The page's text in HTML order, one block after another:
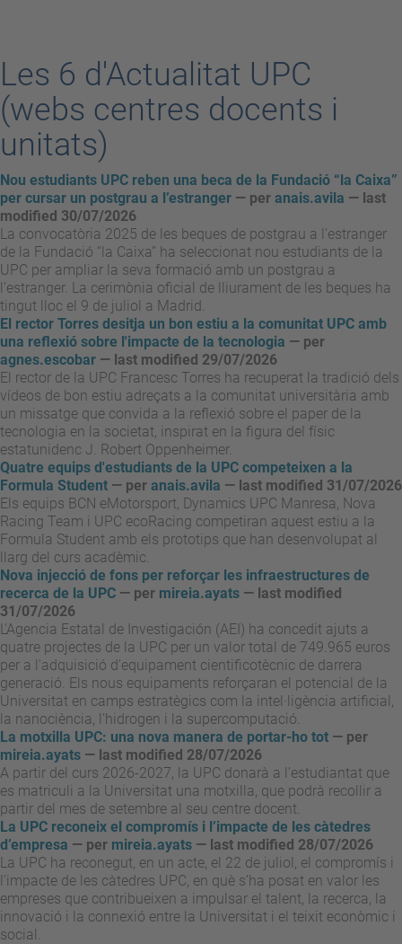
Les 6 d'Actualitat UPC
(webs centres docents i
unitats)
Nou estudiants UPC reben una beca de la Fundació “la Caixa”
per cursar un postgrau a l’estranger — per anais.avila — last
modified 30/07/2026
La convocatòria 2025 de les beques de postgrau a l’estranger
de la Fundació “la Caixa” ha seleccionat nou estudiants de la
UPC per ampliar la seva formació amb un postgrau a
l’estranger. La cerimònia oficial de lliurament de les beques ha
tingut lloc el 9 de juliol a Madrid.
El rector Torres desitja un bon estiu a la comunitat UPC amb
una reflexió sobre l'impacte de la tecnologia — per
agnes.escobar — last modified 29/07/2026
El rector de la UPC Francesc Torres ha recuperat la tradició dels
vídeos de bon estiu adreçats a la comunitat universitària amb
un missatge que convida a la reflexió sobre el paper de la
tecnologia en la societat, inspirat en la figura del físic
estatunidenc J. Robert Oppenheimer.
Quatre equips d'estudiants de la UPC competeixen a la
Formula Student — per anais.avila — last modified 31/07/2026
Els equips BCN eMotorsport, Dynamics UPC Manresa, Nova
Racing Team i UPC ecoRacing competiran aquest estiu a la
Formula Student amb els prototips que han desenvolupat al
llarg del curs acadèmic.
Nova injecció de fons per reforçar les infraestructures de
recerca de la UPC — per mireia.ayats — last modified
31/07/2026
L'Agencia Estatal de Investigación (AEI) ha concedit ajuts a
quatre projectes de la UPC per un valor total de 749.965 euros
per a l'adquisició d'equipament cientificotècnic de darrera
generació. Els nous equipaments reforçaran el potencial de la
Universitat en camps estratègics com la intel·ligència artificial,
la nanociència, l’hidrogen i la supercomputació.
La motxilla UPC: una nova manera de portar-ho tot — per
mireia.ayats — last modified 28/07/2026
A partir del curs 2026-2027, la UPC donarà a l’estudiantat que
es matriculi a la Universitat una motxilla, que podrà recollir a
partir del mes de setembre al seu centre docent.
La UPC reconeix el compromís i l’impacte de les càtedres
d’empresa — per mireia.ayats — last modified 28/07/2026
La UPC ha reconegut, en un acte, el 22 de juliol, el compromís i
l’impacte de les càtedres UPC, en què s’ha posat en valor les
empreses que contribueixen a impulsar el talent, la recerca, la
innovació i la connexió entre la Universitat i el teixit econòmic i
social.